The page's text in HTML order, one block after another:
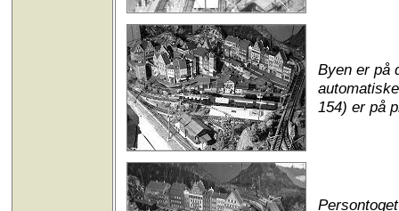
Byen er på
154) er på